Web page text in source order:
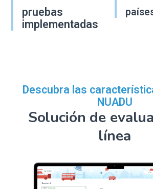
pruebas
implementadas
Descubra las
NUADU
Solución de
línea